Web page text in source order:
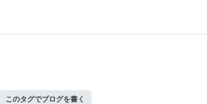
このタグでブログを書く